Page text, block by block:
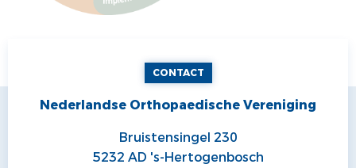
CONTACT
Nederlandse Orthopaedische Vereniging
Bruistensingel 230
5232 AD 's-Hertogenbosch